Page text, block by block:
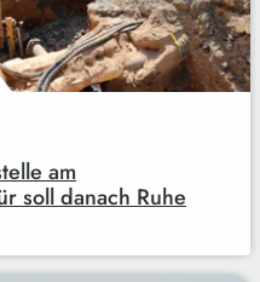
am
soll danach Ruhe